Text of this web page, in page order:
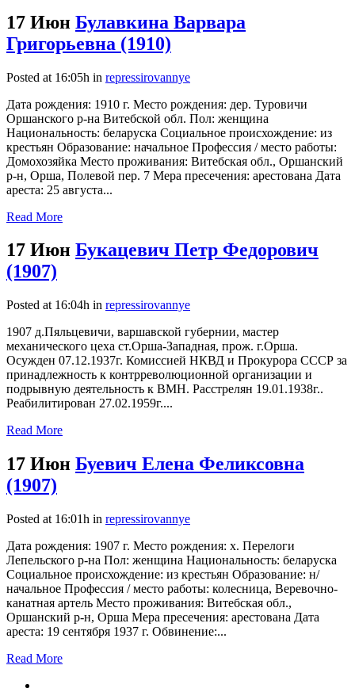
17 Июн Булавкина Варвара
Григорьевна (1910)
Posted at 16:05h in repressirovannye
Дата рождения: 1910 г. Место рождения: дер. Туровичи
Оршанского р-на Витебской обл. Пол: женщина
Национальность: беларуска Социальное происхождение: из
крестьян Образование: начальное Профессия / место работы:
Домохозяйка Место проживания: Витебская обл., Оршанский
р-н, Орша, Полевой пер. 7 Мера пресечения: арестована Дата
ареста: 25 августа...
Read More
17 Июн Букацевич Петр Федорович
(1907)
Posted at 16:04h in repressirovannye
1907 д.Пяльцевичи, варшавской губернии, мастер
механического цеха ст.Орша-Западная, прож. г.Орша.
Осужден 07.12.1937г. Комиссией НКВД и Прокурора СССР за
принадлежность к контрреволюционной организации и
подрывную деятельность к ВМН. Расстрелян 19.01.1938г..
Реабилитирован 27.02.1959г....
Read More
17 Июн Буевич Елена Феликсовна
(1907)
Posted at 16:01h in repressirovannye
Дата рождения: 1907 г. Место рождения: х. Перелоги
Лепельского р-на Пол: женщина Национальность: беларуска
Социальное происхождение: из крестьян Образование: н/
начальное Профессия / место работы: колесница, Веревочно-
канатная артель Место проживания: Витебская обл.,
Оршанский р-н, Орша Мера пресечения: арестована Дата
ареста: 19 сентября 1937 г. Обвинение:...
Read More